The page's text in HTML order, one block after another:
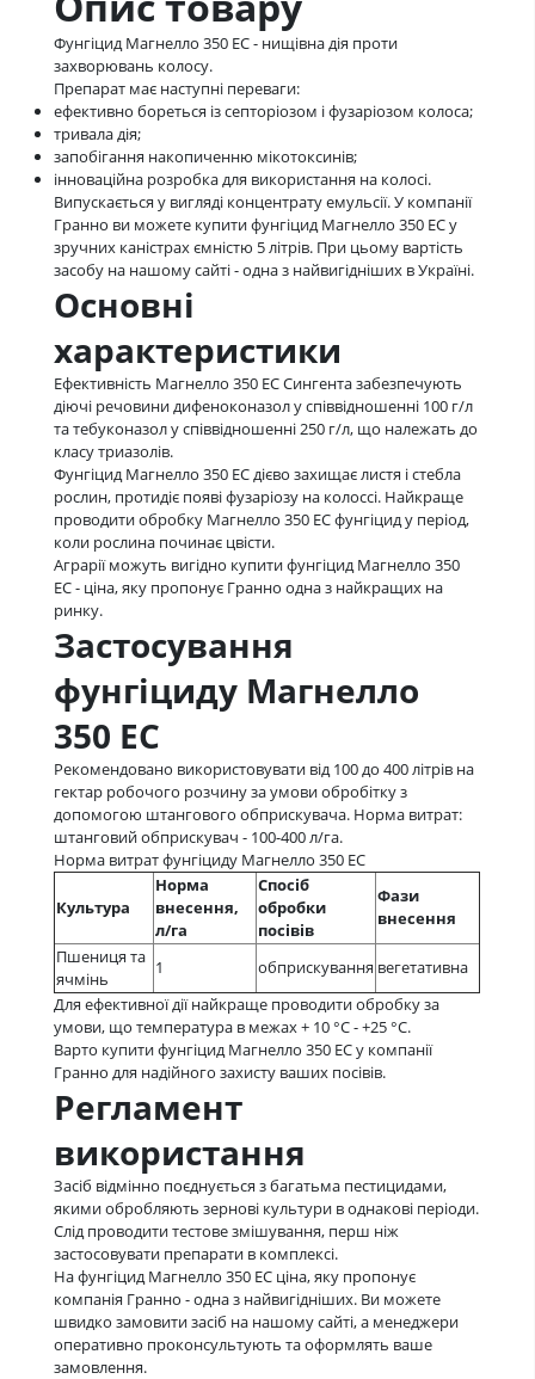
Фунгіцид Магнелло 350 ЕС - нищівна дія проти
захворювань колосу.
Препарат має наступні переваги:
ефективно бореться із септоріозом і фузаріозом колоса;
тривала дія;
запобігання накопиченню мікотоксинів;
інноваційна розробка для використання на колосі.
Випускається у вигляді концентрату емульсії. У компанії
Гранно ви можете купити фунгіцид Магнелло 350 ЕС у
зручних каністрах ємністю 5 літрів. При цьому вартість
засобу на нашому сайті - одна з найвигідніших в Україні.
Основні
характеристики
Ефективність Магнелло 350 ЕС Сингента забезпечують
діючі речовини дифеноконазол у співвідношенні 100 г/л
та тебуконазол у співвідношенні 250 г/л, що належать до
класу триазолів.
Фунгіцид Магнелло 350 ЕС дієво захищає листя і стебла
рослин, протидіє появі фузаріозу на колоссі. Найкраще
проводити обробку Магнелло 350 ЕС фунгіцид у період,
коли рослина починає цвісти.
Аграрії можуть вигідно купити фунгіцид Магнелло 350
ЕС - ціна, яку пропонує Гранно одна з найкращих на
ринку.
Застосування
фунгіциду Магнелло
350 ЕС
Рекомендовано використовувати від 100 до 400 літрів на
гектар робочого розчину за умови обробітку з
допомогою штангового обприскувача. Норма витрат:
штанговий обприскувач - 100-400 л/га.
Норма витрат фунгіциду Магнелло 350 ЕС
Культура
Норма
внесення,
л/га
Спосіб
обробки
посівів
Фази
внесення
Пшениця та
ячмінь
1 обприскування вегетативна
Для ефективної дії найкраще проводити обробку за
умови, що температура в межах + 10 °С - +25 °С.
Варто купити фунгіцид Магнелло 350 ЕС у компанії
Гранно для надійного захисту ваших посівів.
Регламент
використання
Засіб відмінно поєднується з багатьма пестицидами,
якими обробляють зернові культури в однакові періоди.
Слід проводити тестове змішування, перш ніж
застосовувати препарати в комплексі.
На фунгіцид Магнелло 350 ЕС ціна, яку пропонує
компанія Гранно - одна з найвигідніших. Ви можете
швидко замовити засіб на нашому сайті, а менеджери
оперативно проконсультують та оформлять ваше
замовлення.